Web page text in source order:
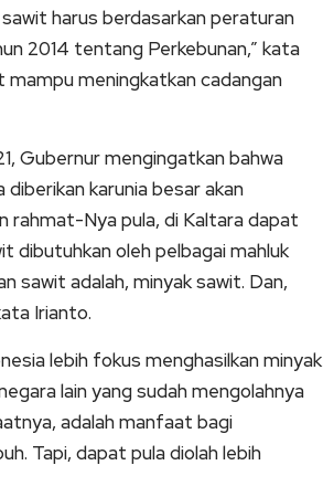
harus berdasarkan peraturan
2014 tentang Perkebunan,” kata
meningkatkan cadangan
Gubernur mengingatkan bahwa
karunia besar akan
rahmat-Nya pula, di Kaltara dapat
dibutuhkan oleh pelbagai mahluk
sawit adalah, minyak sawit. Dan,
Irianto.
lebih fokus menghasilkan minyak
lain yang sudah mengolahnya
adalah manfaat bagi
Tapi, dapat pula diolah lebih